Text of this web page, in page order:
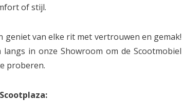
of stijl.
geniet van elke rit met vertrouwen en gemak!
in onze Showroom om de Scootmobiel
proberen.